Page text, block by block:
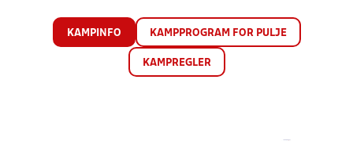
KAMPINFO KAMPPROGRAM FOR PULJE
KAMPREGLER